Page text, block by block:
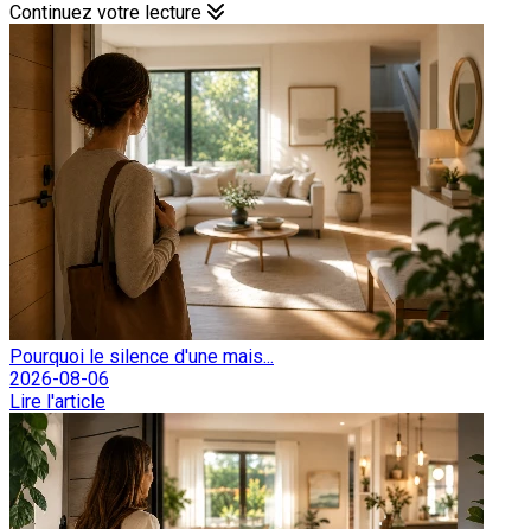
Continuez votre lecture
Pourquoi le silence d'une mais...
2026-08-06
Lire l'article